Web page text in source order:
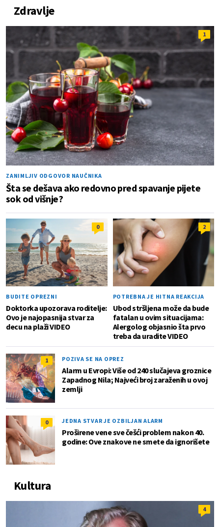
Zdravlje
1
ZANIMLJIV ODGOVOR NAUČNIKA
Šta se dešava ako redovno pred spavanje pijete
sok od višnje?
0
BUDITE OPREZNI
Doktorka upozorava roditelje:
Ovo je najopasnija stvar za
decu na plaži VIDEO
2
POTREBNA JE HITNA REAKCIJA
Ubod stršljena može da bude
fatalan u ovim situacijama:
Alergolog objasnio šta prvo
treba da uradite VIDEO
1 POZIVA SE NA OPREZ
Alarm u Evropi: Više od 240 slučajeva groznice
Zapadnog Nila; Najveći broj zaraženih u ovoj
zemlji
0 JEDNA STVAR JE OZBILJAN ALARM
Proširene vene sve češći problem nakon 40.
godine: Ove znakove ne smete da ignorišete
Kultura
4